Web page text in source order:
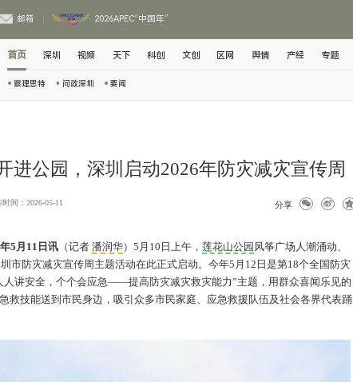
邮箱 2026APEC“中国年”
首页
察理思特 问政深圳 要闻
深圳 视频 天下 科创 文创 区网 舆情 产经 专题
进公园，深圳启动2026年防灾减灾宣传周
时间：2026-05-11 分享
5月11日讯 （记者潘润华）5月10日上午，莲花山公园 风筝广场人潮涌动、
市防灾减灾宣传周主题活动在此正式启动。今年5月12日是第18个全国防灾
人讲安全，个个会应急——提高防灾减灾救灾能力”主题，用群众喜闻乐见的
救技能送到市民身边，吸引众多市民家庭、应急救援队伍及社会各界代表踊